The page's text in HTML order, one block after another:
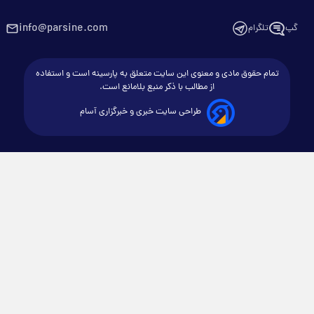
گپ تلگرام info@parsine.com
تمام حقوق مادی و معنوی این سایت متعلق به پارسینه است و استفاده
از مطالب با ذکر منبع بلامانع است.
طراحی سایت خبری و خبرگزاری آسام